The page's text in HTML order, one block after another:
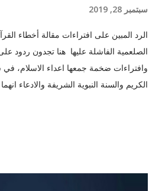
سبتمبر 28, 2019
الرد المبين على افتراءات مقالة أخطاء
الصلعمية الفاشلة عليها هنا تجدون ردود
وافتراءات ضخمة جمعها اعداء الاسلام، في
الكريم والسنة النبوية الشريفة والادعاء
والردود الصلعمية الفاشلة عليها " وقد
الافتراء : 1 - زوجيّة الأشياء في